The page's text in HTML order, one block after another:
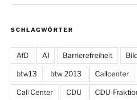
SCHLAGWÖRTER
AfD AI Barrierefreiheit
btw13 btw 2013 Callcenter
Call Center CDU CDU-